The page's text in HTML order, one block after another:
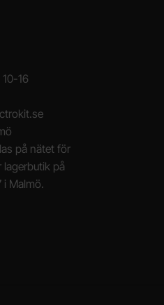
16
på nätet för
lagerbutik på
i Malmö.